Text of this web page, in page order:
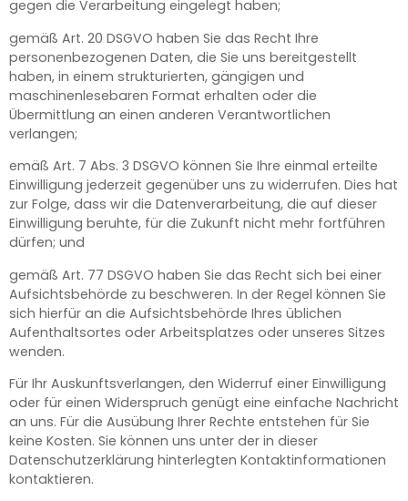
gegen die Verarbeitung eingelegt haben;
gemäß Art. 20 DSGVO haben Sie das Recht Ihre
personenbezogenen Daten, die Sie uns bereitgestellt
haben, in einem strukturierten, gängigen und
maschinenlesebaren Format erhalten oder die
Übermittlung an einen anderen Verantwortlichen
verlangen;
emäß Art. 7 Abs. 3 DSGVO können Sie Ihre einmal erteilte
Einwilligung jederzeit gegenüber uns zu widerrufen. Dies hat
zur Folge, dass wir die Datenverarbeitung, die auf dieser
Einwilligung beruhte, für die Zukunft nicht mehr fortführen
dürfen; und
gemäß Art. 77 DSGVO haben Sie das Recht sich bei einer
Aufsichtsbehörde zu beschweren. In der Regel können Sie
sich hierfür an die Aufsichtsbehörde Ihres üblichen
Aufenthaltsortes oder Arbeitsplatzes oder unseres Sitzes
wenden.
Für Ihr Auskunftsverlangen, den Widerruf einer Einwilligung
oder für einen Widerspruch genügt eine einfache Nachricht
an uns. Für die Ausübung Ihrer Rechte entstehen für Sie
keine Kosten. Sie können uns unter der in dieser
Datenschutzerklärung hinterlegten Kontaktinformationen
kontaktieren.